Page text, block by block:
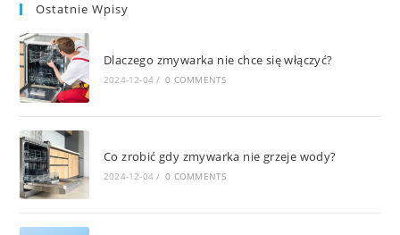
Ostatnie Wpisy
Dlaczego zmywarka nie chce się włączyć?
2024-12-04 / 0 COMMENTS
Co zrobić gdy zmywarka nie grzeje wody?
2024-12-04 / 0 COMMENTS